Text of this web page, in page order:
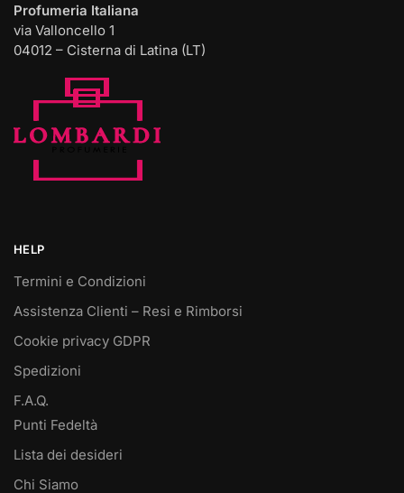
Profumeria Italiana
via Valloncello 1
04012 – Cisterna di Latina (LT)
HELP
Termini e Condizioni
Assistenza Clienti – Resi e Rimborsi
Cookie privacy GDPR
Spedizioni
F.A.Q.
Punti Fedeltà
Lista dei desideri
Chi Siamo